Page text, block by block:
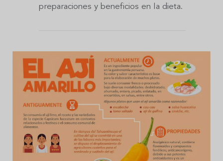
preparaciones y beneficios en la dieta.